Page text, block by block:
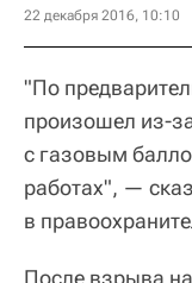
22 декабря 2016, 10:10
"По
произошел из-
с газовым
работах", —
в